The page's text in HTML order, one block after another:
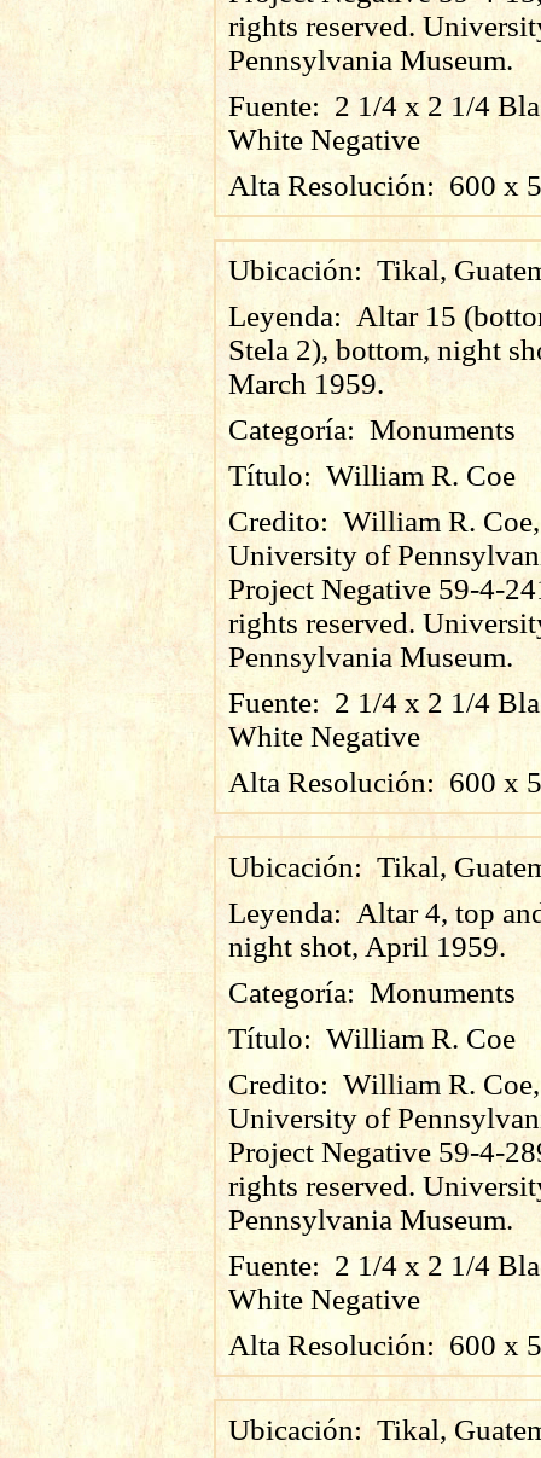
rights reserved.
Pennsylvania Museum.
Fuente: 2 1/4 x 2 1/4
White Negative
Alta Resolución: 600 x
Ubicación: Tikal,
Leyenda:Altar 15
Stela 2), bottom, night
March 1959.
Categoría:Monuments
Título: William R. Coe
Credito: William R. Coe,
University of
Project Negative 59-4-
rights reserved.
Pennsylvania Museum.
Fuente: 2 1/4 x 2 1/4
White Negative
Alta Resolución: 600 x
Ubicación:Tikal,
Leyenda:Altar 4, top
night shot, April 1959.
Categoría:Monuments
Título: William R. Coe
Credito: William R. Coe,
University of
Project Negative 59-4-
rights reserved.
Pennsylvania Museum.
Fuente: 2 1/4 x 2 1/4
White Negative
Alta Resolución:600 x
Ubicación:Tikal,